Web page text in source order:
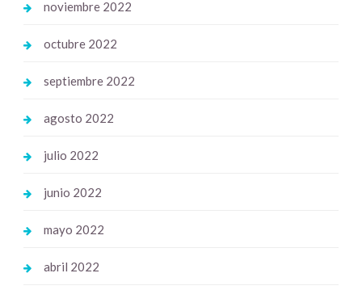
noviembre 2022
octubre 2022
septiembre 2022
agosto 2022
julio 2022
junio 2022
mayo 2022
abril 2022